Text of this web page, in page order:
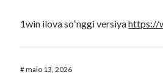
1win ilova soʻnggi versiyahttps://
#maio 13, 2026